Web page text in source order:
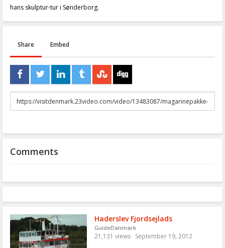
hans skulptur-tur i Sønderborg.
Share Embed
URL
to
Comments
Haderslev Fjordsejlads
GuideDanmark
21,131 views September 19, 2012